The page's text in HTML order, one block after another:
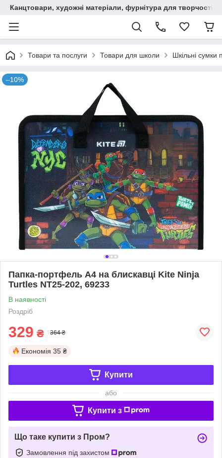
Канцтовари, художні матеріали, фурнітура для творчості
Товари та послуги Товари для школи Шкільні сумки
–10%
Папка-портфель А4 на блискавці Kite Ninja
Turtles NT25-202, 69233
В наявності
Роздріб
329 ₴ 364 ₴
Економія 35 ₴
Купити
або
Купити з
Що таке купити з Пром?
Замовлення під захистом